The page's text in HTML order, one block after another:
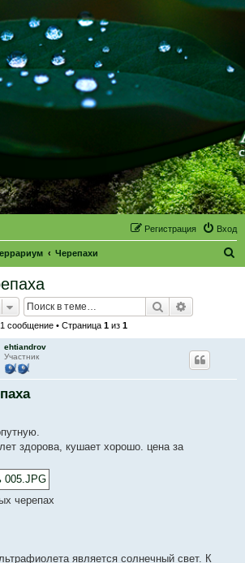
Вход
Регистрация
Черепахи
Поиск
1 сообщение • Страница 1из 1
ehtiandrov
Участник
здорова, кушает хорошо. цена за
черепах
является солнечный свет. К